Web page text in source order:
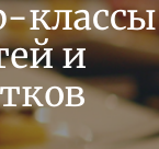
классы
и